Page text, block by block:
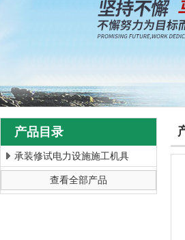
上海徐吉电气有限公司
产品目录
承装修试电力设施施工机具
查看全部产品